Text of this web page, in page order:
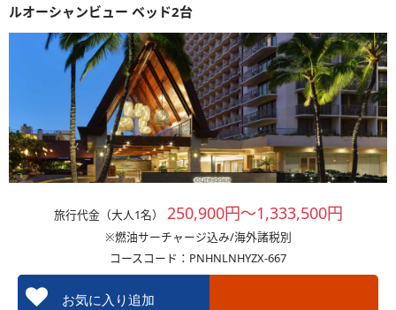
ルオーシャンビュー ベッド2台
旅行代金（大人1名） 250,900円～1,333,500円
※燃油サーチャージ込み/海外諸税別
コースコード：PNHNLNHYZX-667
お気に入り追加